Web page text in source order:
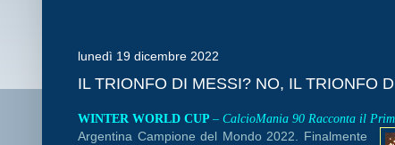
lunedì 19 dicembre 2022
IL TRIONFO DI MESSI? NO, IL TRIONFO
WINTER WORLD CUP – CalcioMania 90 Racconta il
Argentina Campione del Mondo 2022. Finalmente